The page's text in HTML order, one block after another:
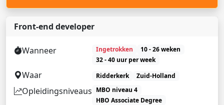
Front-end developer
Wanneer Ingetrokken
10 - 26 weken
32 - 40 uur per week
Waar Ridderkerk Zuid-Holland
Opleidingsniveaus MBO niveau 4
HBO Associate Degree